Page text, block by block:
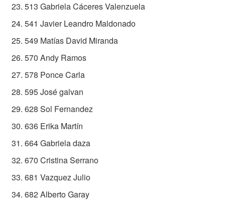
513 Gabriela Cáceres Valenzuela
541 Javier Leandro Maldonado
549 Matías David Miranda
570 Andy Ramos
578 Ponce Carla
595 José galvan
628 Sol Fernandez
636 Erika Martín
664 Gabriela daza
670 Cristina Serrano
681 Vazquez Julio
682 Alberto Garay